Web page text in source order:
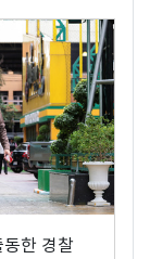
한 경찰